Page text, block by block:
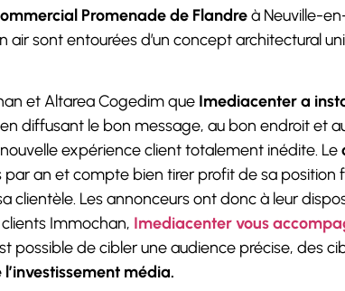
Promenade de Flandreà Neuville-
sont entourées d’un concept architectural
et Altarea Cogedim que Imediacenter a
en diffusant le bon message, au bon endroit et
expérience client totalement inédite. Le
par an et compte bien tirer profit de sa position
clientèle. Les annonceurs ont donc à leur
Immochan, Imediacenter vous
possible de cibler une audience précise, des
média.